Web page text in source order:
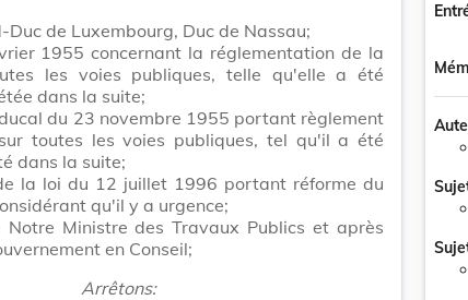
Duc de Luxembourg, Duc de Nassau;
1955 concernant la réglementation de la
les voies publiques, telle qu'elle a été
dans la suite;
du 23 novembre 1955 portant règlement
toutes les voies publiques, tel qu'il a été
dans la suite;
la loi du 12 juillet 1996 portant réforme du
qu'il y a urgence;
Ministre des Travaux Publics et après
en Conseil;
Arrêtons: